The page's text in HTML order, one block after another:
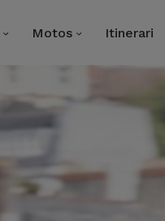
Motos Itinerari